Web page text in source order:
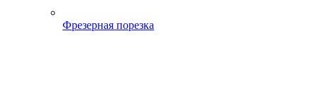
Фрезерная порезка